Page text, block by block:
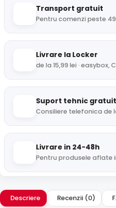
Transport gratuit
Pentru comenzi peste
Livrare la Locker
de la 15,99 lei · easybox,
Suport tehnic gratuit
Consiliere telefonica de
Livrare in 24-48h
Pentru produsele aflate
Descriere Recenzii (0)